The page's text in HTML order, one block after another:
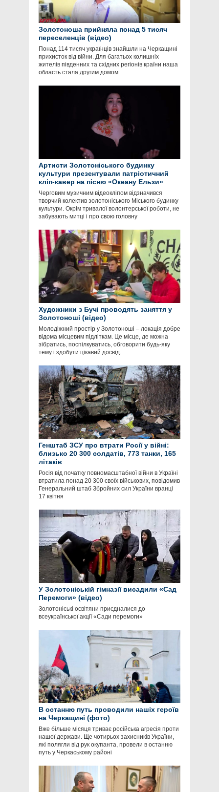
Золотоноша прийняла понад 5 тисяч
переселенців (відео)
Понад 114 тисяч українців знайшли на Черкащині
прихисток від війни. Для багатьох колишніх
жителів південних та східних регіонів країни наша
область стала другим домом.
Артисти Золотоніського будинку
культури презентували патріотичний
кліп-кавер на пісню «Океану Ельзи»
Черговим музичним відеокліпом відзначився
творчий колектив золотоніського Міського будинку
культури. Окрім тривалої волонтерської роботи, не
забувають митці і про свою головну
Художники з Бучі проводять заняття у
Золотоноші (відео)
Молодіжний простір у Золотоноші – локація добре
відома місцевим підліткам. Це місце, де можна
зібратись, поспілкуватись, обговорити будь-яку
тему і здобути цікавий досвід.
Генштаб ЗСУ про втрати Росії у війні:
близько 20 300 солдатів, 773 танки, 165
літаків
Росія від початку повномасштабної війни в Україні
втратила понад 20 300 своїх військових, повідомив
Генеральний штаб Збройних сил України вранці
17 квітня
У Золотоніській гімназії висадили «Сад
Перемоги» (відео)
Золотоніські освітяни приєдналися до
всеукраїнської акції «Сади перемоги»
В останню путь проводили нашіх героїв
на Черкащині (фото)
Вже більше місяця триває російська агресія проти
нашої держави. Ще чотирьох захисників України,
які полягли від рук окупанта, провели в останню
путь у Черкаському районі